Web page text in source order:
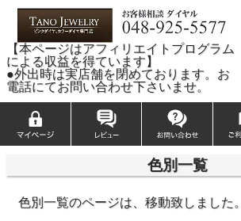
【本ページはアフィリエイトプログラム
による収益を得ています】
●外出時は実店舗を閉めております。お
電話にてお問い合わせ下さいませ。
色別一覧
色別一覧のページは、移動致しました。